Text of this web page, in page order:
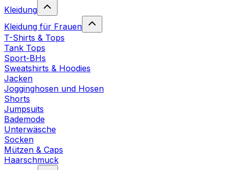
Kleidung
Kleidung für Frauen
T-Shirts & Tops
Tank Tops
Sport-BHs
Sweatshirts & Hoodies
Jacken
Jogginghosen und Hosen
Shorts
Jumpsuits
Bademode
Unterwäsche
Socken
Mützen & Caps
Haarschmuck